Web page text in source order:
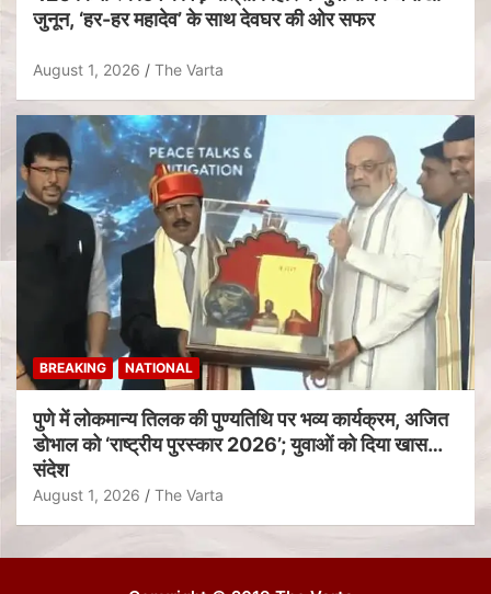
जुनून, ‘हर-हर महादेव’ के साथ देवघर की ओर सफर
August 1, 2026 The Varta
BREAKING NATIONAL
पुणे में लोकमान्य तिलक की पुण्यतिथि पर भव्य कार्यक्रम, अजित
डोभाल को ‘राष्ट्रीय पुरस्कार 2026’; युवाओं को दिया खास
संदेश
August 1, 2026 The Varta